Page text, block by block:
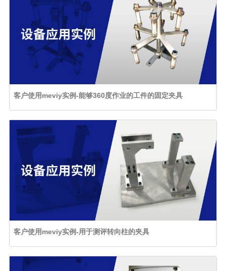
客户使用meviy实例-能够360度作业的工件的固定夹具
客户使用meviy实例-用于测评转向柱的夹具